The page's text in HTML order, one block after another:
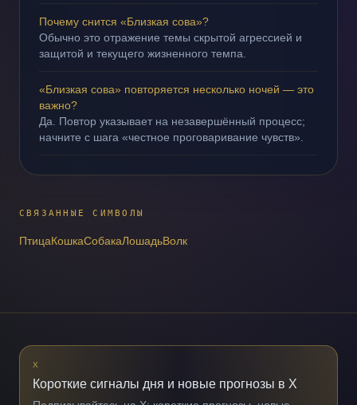
Почему снится «Близкая сова»?
Обычно это отражение темы скрытой агрессией и
защитой и текущего жизненного темпа.
«Близкая сова» повторяется несколько ночей — это
важно?
Да. Повтор указывает на незавершённый процесс;
начните с шага «честное проговаривание чувств».
СВЯЗАННЫЕ СИМВОЛЫ
ПтицаКошкаСобакаЛошадьВолк
X
Короткие сигналы дня и новые прогнозы в X